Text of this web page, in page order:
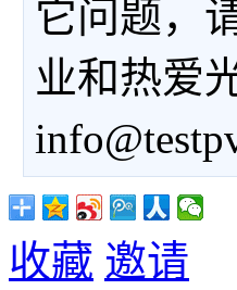
它问题，
业和热爱
收藏 邀请